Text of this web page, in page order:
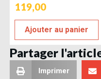
119,00
Ajouter au panier
Partager
Imprimer